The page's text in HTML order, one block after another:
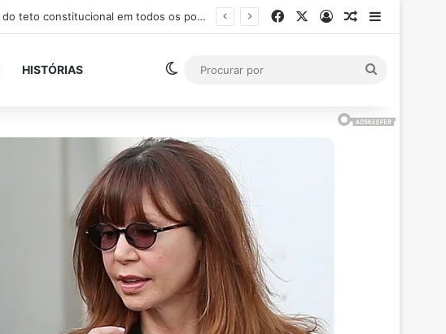
Ministro Flávio Dino suspende pagamento de salários acima do teto constitucional em todos os poderes FacebookEntrarArtigoBarra
HISTÓRIAS Switch skin